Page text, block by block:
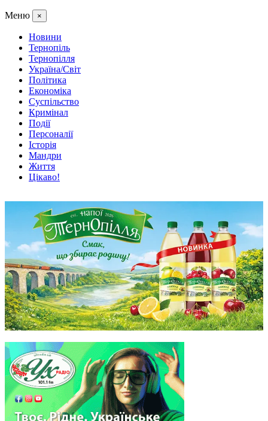
Меню ×
Новини
Тернопіль
Тернопілля
Україна/Світ
Політика
Економіка
Суспільство
Кримінал
Події
Персоналії
Історія
Мандри
Життя
Цікаво!